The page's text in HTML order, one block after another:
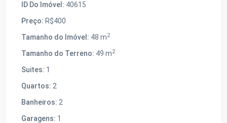
ID Do Imóvel: 40615
Preço: R$400
Tamanho do Imóvel: 48 m2
Tamanho do Terreno: 49 m2
Suites: 1
Quartos: 2
Banheiros: 2
Garagens: 1